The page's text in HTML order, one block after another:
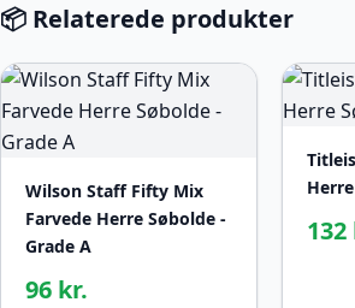
📦 Relaterede produkter
Wilson Staff Fifty Mix
Farvede Herre Søbolde -
Grade A
96 kr.
132